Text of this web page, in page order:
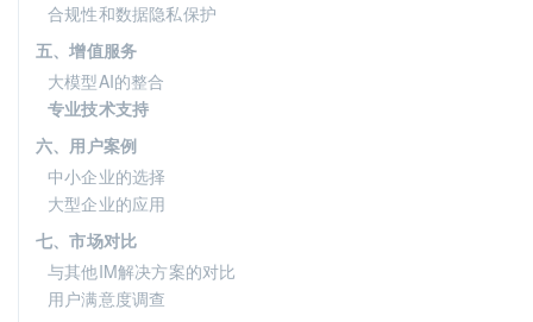
合规性和数据隐私保护
五、增值服务
大模型AI的整合
专业技术支持
六、用户案例
中小企业的选择
大型企业的应用
七、市场对比
与其他IM解决方案的对比
用户满意度调查